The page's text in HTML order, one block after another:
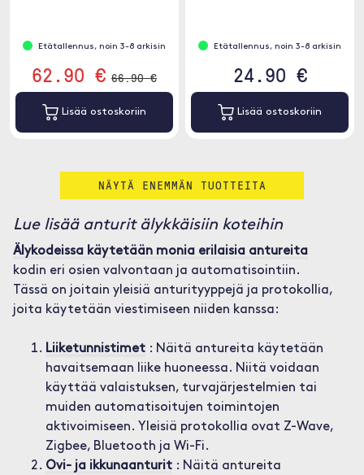
Etätallennus, noin 3-8 arkisin
62.90 € 66.90 €
Lisää ostoskoriin
Etätallennus, noin 3-8 arkisin
24.90 €
Lisää ostoskoriin
NÄYTÄ ENEMMÄN TUOTTEITA
Lue lisää anturit älykkäisiin koteihin
Älykodeissa käytetään monia erilaisia antureita
kodin eri osien valvontaan ja automatisointiin.
Tässä on joitain yleisiä anturityyppejä ja protokollia,
joita käytetään viestimiseen niiden kanssa:
Liiketunnistimet: Näitä antureita käytetään
havaitsemaan liike huoneessa. Niitä voidaan
käyttää valaistuksen, turvajärjestelmien tai
muiden automatisoitujen toimintojen
aktivoimiseen. Yleisiä protokollia ovat Z-Wave,
Zigbee, Bluetooth ja Wi-Fi.
Ovi- ja ikkunaanturit: Näitä antureita